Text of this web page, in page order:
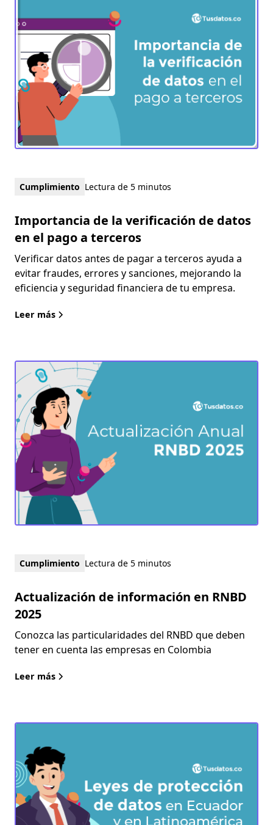
Cumplimiento Lectura de 5 minutos
Importancia de la verificación de datos
en el pago a terceros
Verificar datos antes de pagar a terceros ayuda a
evitar fraudes, errores y sanciones, mejorando la
eficiencia y seguridad financiera de tu empresa.
Leer más
Cumplimiento Lectura de 5 minutos
Actualización de información en RNBD
2025
Conozca las particularidades del RNBD que deben
tener en cuenta las empresas en Colombia
Leer más